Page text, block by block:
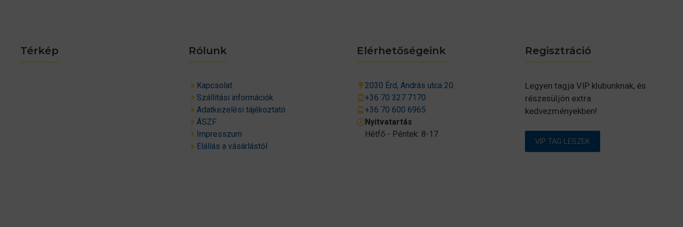
Térkép Rólunk
Kapcsolat
Szállítási információk
Adatkezelési tájékoztató
ÁSZF
Impresszum
Elállás a vásárlástól
Elérhetőségeink
2030 Érd, András utca 20.
+36 70 327 7170
+36 70 600 6965
Nyitvatartás
Hétfő - Péntek: 8-17
Regisztráció
Legyen tagja VIP klubunknak, és
részesüljön extra
kedvezményekben!
VIP TAG LESZEK